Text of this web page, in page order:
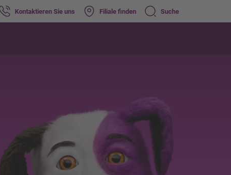
Kontaktieren Sie uns Filiale finden Suche